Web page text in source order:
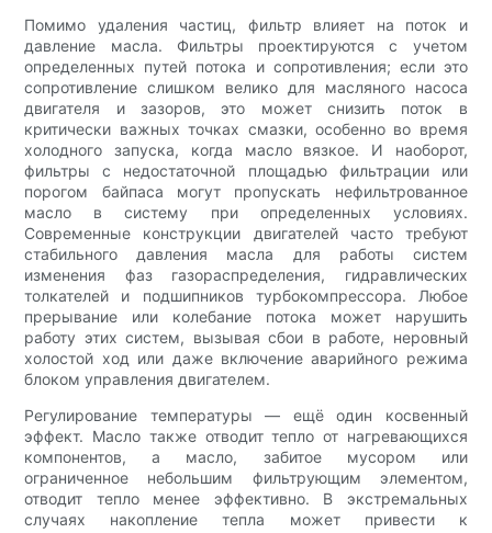
Помимо удаления частиц, фильтр влияет на поток и
давление масла. Фильтры проектируются с учетом
определенных путей потока и сопротивления; если это
сопротивление слишком велико для масляного насоса
двигателя и зазоров, это может снизить поток в
критически важных точках смазки, особенно во время
холодного запуска, когда масло вязкое. И наоборот,
фильтры с недостаточной площадью фильтрации или
порогом байпаса могут пропускать нефильтрованное
масло в систему при определенных условиях.
Современные конструкции двигателей часто требуют
стабильного давления масла для работы систем
изменения фаз газораспределения, гидравлических
толкателей и подшипников турбокомпрессора. Любое
прерывание или колебание потока может нарушить
работу этих систем, вызывая сбои в работе, неровный
холостой ход или даже включение аварийного режима
блоком управления двигателем.
Регулирование температуры — ещё один косвенный
эффект. Масло также отводит тепло от нагревающихся
компонентов, а масло, забитое мусором или
ограниченное небольшим фильтрующим элементом,
отводит тепло менее эффективно. В экстремальных
случаях накопление тепла может привести к